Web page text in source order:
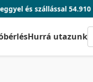
54.910 Ft/fő
Hurrá utazunk